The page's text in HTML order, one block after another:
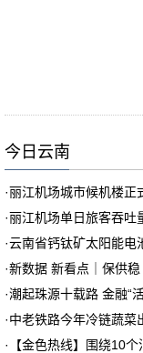
今日云南
·丽江机场城市候机楼正
·丽江机场单日旅客吞吐
·云南省钙钛矿太阳能电
·新数据 新看点｜保供
·潮起珠源十载路 金融“
·中老铁路今年冷链蔬菜
·
【金色热线】围绕10